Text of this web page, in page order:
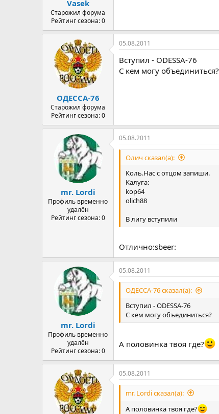
Vasek
Старожил форума
Рейтинг сезона: 0
ОДЕССА-76
Старожил форума
Рейтинг сезона: 0
05.08.2011
Вступил - ODESSA-76
С кем могу объединиться?
mr. Lordi
Профиль временно
удалён
Рейтинг сезона: 0
05.08.2011
Олич сказал(а):
Коль.Нас с отцом запиши.
Калуга:
kop64
olich88
В лигу вступили
Отлично:sbeer:
mr. Lordi
Профиль временно
удалён
Рейтинг сезона: 0
05.08.2011
ОДЕССА-76 сказал(а):
Вступил - ODESSA-76
С кем могу объединиться?
А половинка твоя где?
05.08.2011
mr. Lordi сказал(а):
А половинка твоя где?